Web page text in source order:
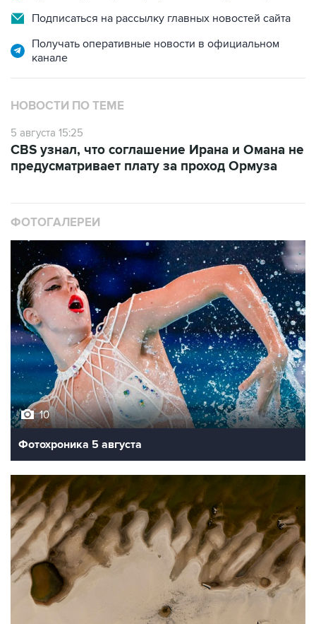
Подписаться на рассылку главных новостей сайта
Получать оперативные новости в официальном
канале
НОВОСТИ ПО ТЕМЕ
5 августа 15:25
CBS узнал, что соглашение Ирана и Омана не
предусматривает плату за проход Ормуза
ФОТОГАЛЕРЕИ
10
Фотохроника 5 августа